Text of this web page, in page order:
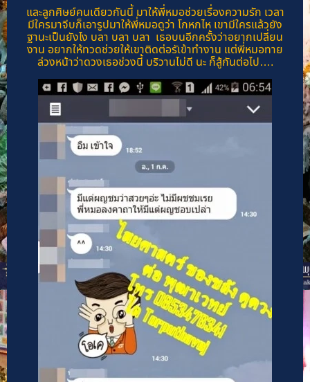
และลูกศิษย์คนเดียวกันนี้ มาให้พี่หมอช่วยเรื่องความรัก เวลา
มีใครมาจีบก็เอารูปมาให้พี่หมอดูว่า โกหกไห เขามีใครแล้วยัง
ฐานะเป็นยังไง บลา บลา บลา เธอบนอีกครั้งว่าอยากเปลี่ยน
งาน อยากให้ทวดช่วยให้เขาติดต่อรัเข้าทำงาน แต่พี่หมอทาย
ล่วงหน้าว่าดวงเธอช่วงนี้ บริวานไม่ดี นะ ก็สู้กันต่อไป….